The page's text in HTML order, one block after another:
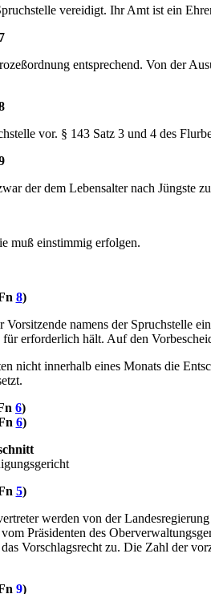
vereidigt. Ihr Amt ist ein
entsprechend. Von der
vor. § 143 Satz 3 und 4 des
der dem Lebensalter nach Jüngste
muß einstimmig erfolgen.
8)
namens der Spruchstelle
erforderlich hält. Auf den
innerhalb eines Monats die
6)
6)
5)
werden von der
Präsidenten des
Vorschlagsrecht zu. Die Zahl der
9)